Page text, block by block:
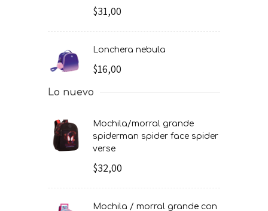
$31,00
lonchera nebula
$16,00
Lo nuevo
mochila/morral grande
spiderman spider face spider
verse
$32,00
mochila / morral grande con